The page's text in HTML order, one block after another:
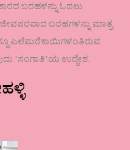
ಬರಹಳನ್ನು ಓದಲು
ಬರಹಗಳನ್ನು ಮಾತ್ರ
ಎಲೆಮರೆಕಾಯಿಗಳಂತಿರುವ
ʼಸಂಗಾತಿʼಯ ಉದ್ದೇಶ.